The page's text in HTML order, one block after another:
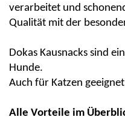
verarbeitet und
Qualität mit der
Dokas Kausnacks sind
Hunde.
Auch für Katzen
Alle Vorteile im